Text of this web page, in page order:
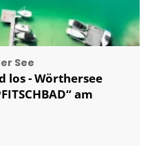
See
los - Wörthersee
am